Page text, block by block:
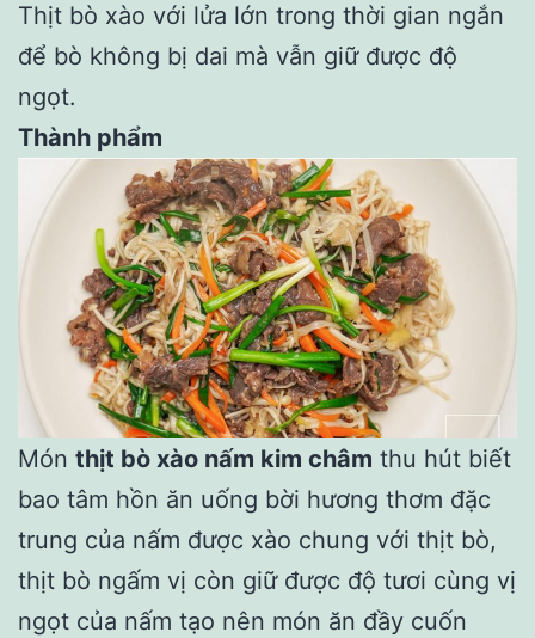
Thịt bò xào với lửa lớn trong thời gian ngắn
để bò không bị dai mà vẫn giữ được độ
ngọt.
Thành phẩm
Món thịt bò xào nấm kim châm thu hút biết
bao tâm hồn ăn uống bời hương thơm đặc
trung của nấm được xào chung với thịt bò,
thịt bò ngấm vị còn giữ được độ tươi cùng vị
ngọt của nấm tạo nên món ăn đầy cuốn